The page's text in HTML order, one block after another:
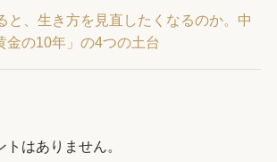
と、生き方を見直したくなるのか。中
金の10年」の4つの土台
はありません。